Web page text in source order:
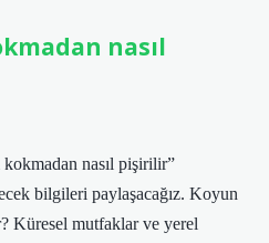
nasıl
nasıl pişirilir”
bilgileri paylaşacağız. Koyun
Küresel mutfaklar ve yerel